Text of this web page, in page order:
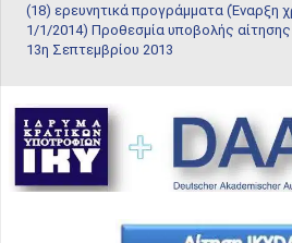
(18) ερευνητικά προγράμματα (Έναρξη
1/1/2014) Προθεσμία υποβολής αίτησης
13η Σεπτεμβρίου 2013